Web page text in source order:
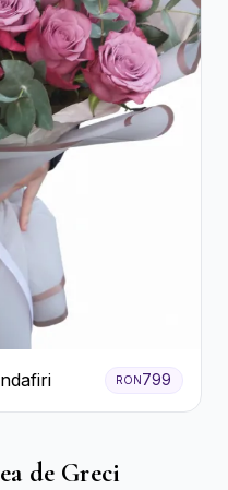
RON799
de Greci